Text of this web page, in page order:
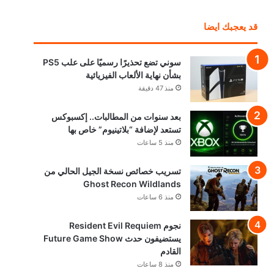
قد يعجبك ايضا
سوني تضع تحذيرًا رسميًا على علب PS5
بشأن نهاية الألعاب الفيزيائية
منذ 47 دقيقة
بعد سنوات من المطالبات.. إكسبوكس
تستعد لإضافة “بلاتينيوم” خاص بها
منذ 5 ساعات
تسريب خصائص نسخة الجيل الحالي من
Ghost Recon Wildlands
منذ 6 ساعات
نجوم Resident Evil Requiem
يستضيفون حدث Future Game Show
القادم
منذ 8 ساعات